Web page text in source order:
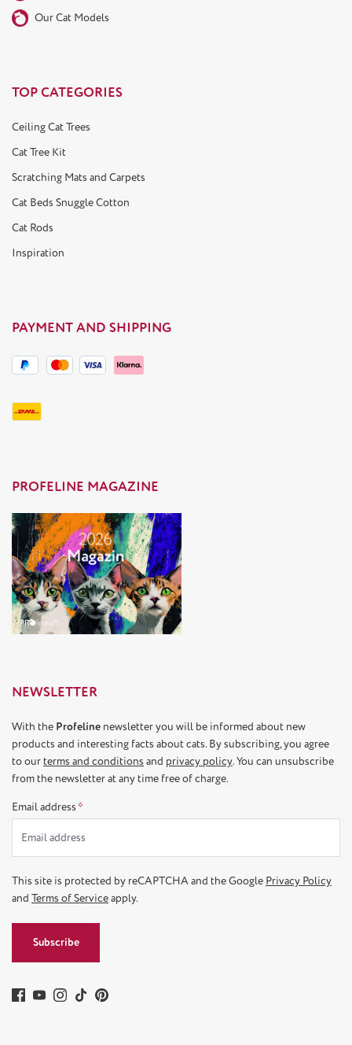
Our Cat Models
TOP CATEGORIES
Ceiling Cat Trees
Cat Tree Kit
Scratching Mats and Carpets
Cat Beds Snuggle Cotton
Cat Rods
Inspiration
PAYMENT AND SHIPPING
PROFELINE MAGAZINE
NEWSLETTER
With the Profeline newsletter you will be informed about new
products and interesting facts about cats. By subscribing, you agree
to ourterms and conditions and privacy policy. You can unsubscribe
from the newsletter at any time free of charge.
Email address *
This site is protected by reCAPTCHA and the Google Privacy Policy
and Terms of Serviceapply.
Subscribe